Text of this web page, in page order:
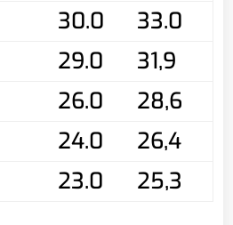
30.0
33.0
29.0
31,9
26.0
28,6
24.0
26,4
23.0 25,3